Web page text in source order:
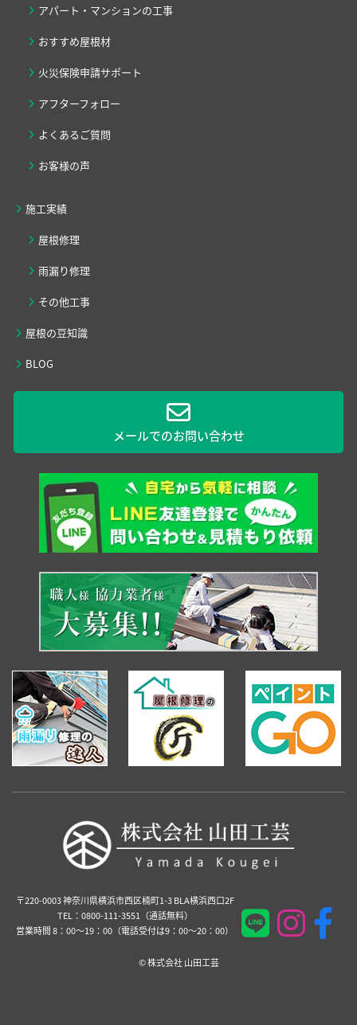
アパート・マンションの工事
おすすめ屋根材
火災保険申請サポート
アフターフォロー
よくあるご質問
お客様の声
施工実績
屋根修理
雨漏り修理
その他工事
屋根の豆知識
BLOG
メールでのお問い合わせ
〒220-0003 神奈川県横浜市西区楠町1-3 BLA横浜西口2F
TEL：0800-111-3551（通話無料）
営業時間 8：00～19：00（電話受付は9：00～20：00）
©️ 株式会社 山田工芸